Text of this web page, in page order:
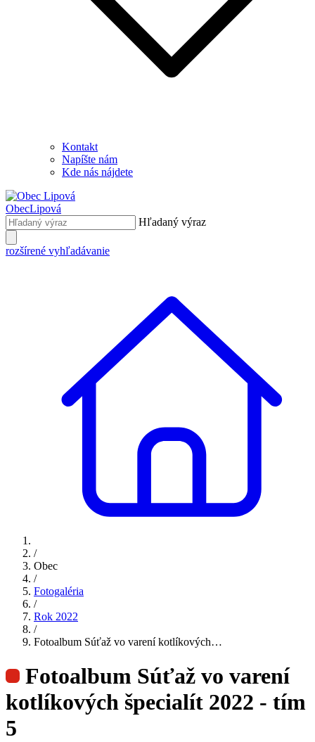
Kontakt
Napíšte nám
Kde nás nájdete
ObecLipová
Hľadaný výraz
rozšírené vyhľadávanie
/
Obec
/
Fotogaléria
/
Rok 2022
/
Fotoalbum Súťaž vo varení kotlíkových…
Fotoalbum Súťaž vo varení
kotlíkových špecialít 2022 - tím
5